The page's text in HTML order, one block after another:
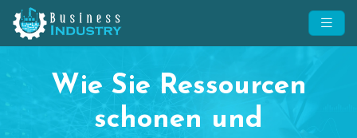
Wie Sie Ressourcen
schonen und